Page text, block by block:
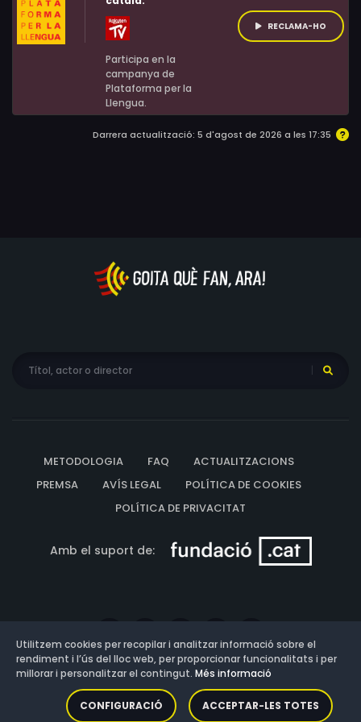
Participa en la
campanya de
Plataforma per la
Llengua.
RECLAMA-HO
Darrera actualització: 5 d'agost de 2026 a les 17:35
METODOLOGIA FAQ
ACTUALITZACIONS
PREMSA
AVÍS LEGAL
POLÍTICA DE COOKIES
POLÍTICA DE PRIVACITAT
Amb el suport de:
Versió: 3.13.0.202607011342
Utilitzem cookies per recopilar i analitzar informació sobre el
rendiment i l’ús del lloc web, per proporcionar funcionalitats i per
millorar i personalitzar el contingut. Més informació
CONFIGURACIÓ ACCEPTAR-LES TOTES